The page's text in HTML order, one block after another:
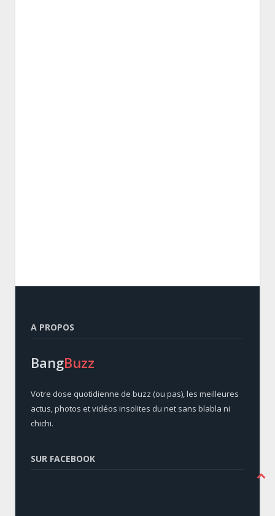
A PROPOS
BangBuzz
Votre dose quotidienne de buzz (ou pas), les meilleures
actus, photos et vidéos insolites du net sans blabla ni
chichi.
SUR FACEBOOK